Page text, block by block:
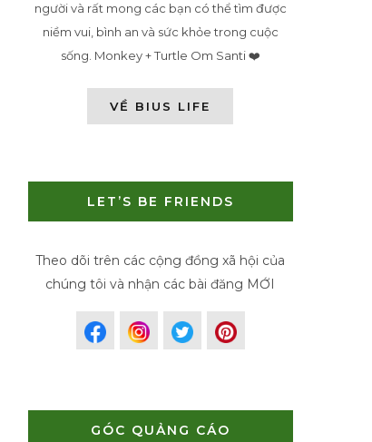
người và rất mong các bạn có thể tìm được
niềm vui, bình an và sức khỏe trong cuộc
sống. Monkey + Turtle Om Santi ❤️
VỀ BIUS LIFE
LET’S BE FRIENDS
Theo dõi trên các cộng đồng xã hội của
chúng tôi và nhận các bài đăng MỚI
GÓC QUẢNG CÁO